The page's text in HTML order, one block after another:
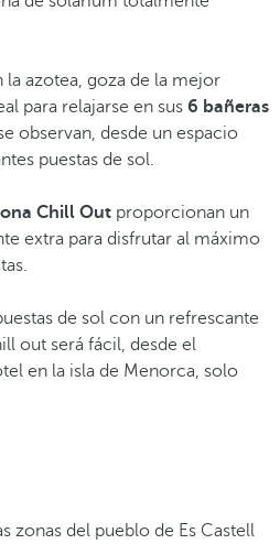
la azotea, goza de la mejor
para relajarse en sus 6 bañeras
observan, desde un espacio
puestas de sol.
Chill Out proporcionan un
extra para disfrutar al máximo
de sol con un refrescante
out será fácil, desde el
en la isla de Menorca, solo
zonas del pueblo de Es Castell